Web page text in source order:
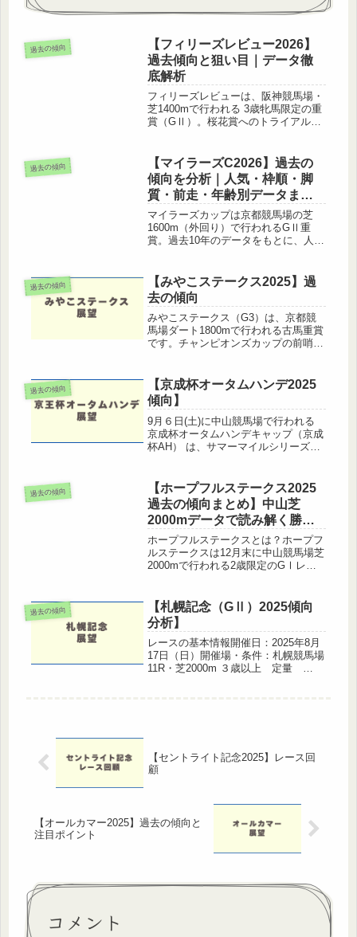
過去の傾向
【フィリーズレビュー2026】
過去傾向と狙い目｜データ徹
底解析
フィリーズレビューは、阪神競馬場・
芝1400mで行われる 3歳牝馬限定の重
賞（GⅡ）。桜花賞へのトライアルレ
のデータをもとに傾向と狙い目を徹底
分析していきます。フィリーズ...
過去の傾向
【マイラーズC2026】過去の
傾向を分析｜人気・枠順・脚
質・前走・年齢別データまと
め
マイラーズカップは京都競馬場の芝
1600m（外回り）で行われるGⅡ重
賞。過去10年のデータをもとに、人気
傾向や買える枠順など、予想に直結す
るポイントをデータとともに解説し
ま...
過去の傾向
【みやこステークス2025】過
去の傾向
みやこステークス（G3）は、京都競
馬場ダート1800mで行われる古馬重賞
です。チャンピオンズカップの前哨戦
ースが多く見られます。この記事で
は、過去10年（※開催場所変更を含...
過去の傾向
【京成杯オータムハンデ2025
傾向】
9月６日(土)に中山競馬場で行われる
京成杯オータムハンデキャップ（京成
杯AH） は、サマーマイルシリーズの
を活かして一発を狙う馬が激突する注
目の一戦です。ここでは、過去の...
過去の傾向
【ホープフルステークス2025
過去の傾向まとめ】中山芝
2000mデータで読み解く勝ち
馬の共通点
ホープフルステークスとは？ホープフ
ルステークスは12月末に中山競馬場芝
2000mで行われる2歳限定のGⅠレー
す注目度が高まっています。2017年に
GⅡ から GⅠ に昇格...
過去の傾向
【札幌記念（GⅡ）2025傾向
分析】
レースの基本情報開催日：2025年8月
17日（日）開催場・条件：札幌競馬場
11R・芝2000m ３歳以上 定量
【セントライト記念2025】レース回
顧
【オールカマー2025】過去の傾向と
注目ポイント
コメント